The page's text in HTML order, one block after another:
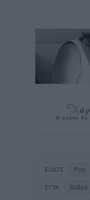
ΕΊΔΟΣ Pop
ΣΤΥΛ Ballad